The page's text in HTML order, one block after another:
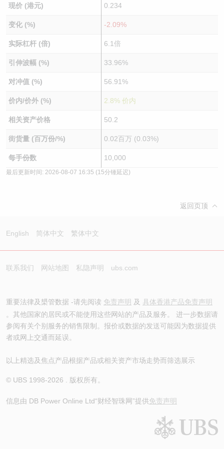
现价 (港元) 0.234
变化 (%) -2.09%
实际杠杆 (倍) 6.1倍
引伸波幅 (%) 33.96%
对冲值 (%) 56.91%
价内/价外 (%) 2.8% 价内
相关资产价格 50.2
街货量 (百万份/%) 0.02百万 (0.03%)
每手份数 10,000
最后更新时间: 2026-08-07 16:35 (15分锺延迟)
返回页顶
English 简体中文 繁体中文
联系我们 网站地图 私隐声明 ubs.com
重要法律及槼管数据 -请先阅读 免责声明 及 具体香港产品免责声明
。其他国家的居民或不能使用这些网站的产品及服务。 进一步数据请
参阅有关个别服务的销售限制。报价或数据的发送可能因为数据提供
者或网上交通而延误。
以上精选及焦点产品根据产品或相关资产市场走势而筛选展示
© UBS 1998-2026 . 版权所有。
信息由 DB Power Online Ltd“财经智珠网”提供免责声明